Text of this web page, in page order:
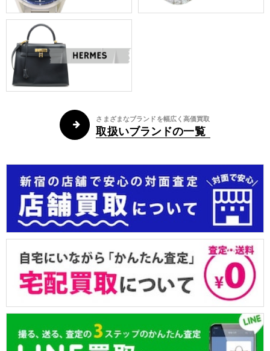
さまざまなブランドを幅広く高価買取
取扱いブランドの一覧